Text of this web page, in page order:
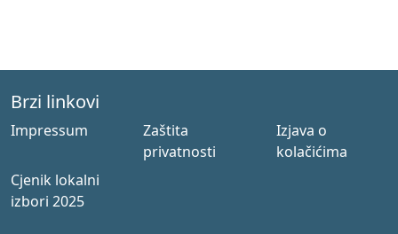
Brzi linkovi
Impressum
Zaštita
privatnosti
Izjava o
kolačićima
Cjenik lokalni
izbori 2025